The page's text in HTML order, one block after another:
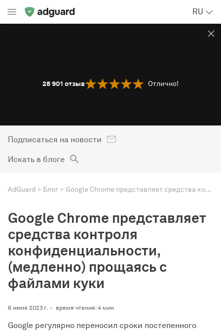
RU
28 901 отзыв Отлично!
Подписаться на новости
Искать в блоге
AdGuard Блог Google Chrome представляет средства контроля конфиденциальности, (медленно) прощаясь с файлами куки
Google Chrome представляет
средства контроля
конфиденциальности,
(медленно) прощаясь с
файлами куки
6 июня 2023 г. время чтения: 4 мин
Google регулярно переносил сроки постепенного